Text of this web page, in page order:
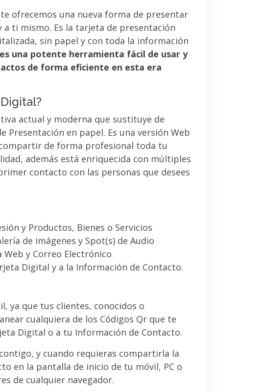
te ofrecemos una nueva forma de presentar
ti mismo. Es la tarjeta de presentación
sin papel y con toda la información
una potente herramienta fácil de usar y
de forma eficiente en esta era
actual y moderna que sustituye de
Presentación en papel. Es una versión Web
de forma profesional toda tu
además está enriquecida con múltiples
contacto con las personas que desees
y Productos, Bienes o Servicios
de imágenes y Spot(s) de Audio
Web y Correo Electrónico
Digital y a la Información de Contacto.
ya que tus clientes, conocidos o
cualquiera de los Códigos Qr que te
Digital o a tu Información de Contacto.
y cuando requieras compartirla la
en la pantalla de inicio de tu móvil, PC o
de cualquier navegador.